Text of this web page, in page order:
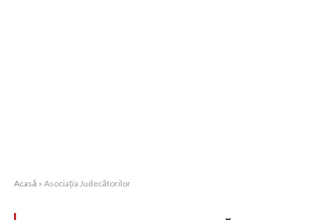
Acasă » Asociația Judecătorilor